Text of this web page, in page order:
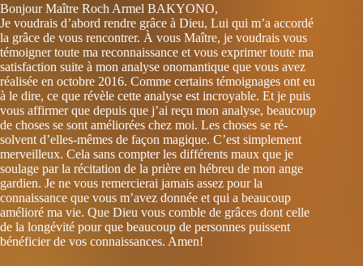
Bonjour Maître Roch Armel BAKYONO,
Je voudrais d’abord rendre grâce à Dieu, Lui qui m’a accordé
la grâce de vous re­ncontrer. À vous Maî­tre, je voudrais vous
témoigner toute ma reconnaissance et vous exprimer toute ma
satisfaction suite à mon analyse onoma­ntique que vous avez
réalisée en octobre 2016. Comme certains témoignages ont eu
à le dire, ce que révèle cette analyse est incroyable. Et je puis
vous affirmer que depuis que j’ai reçu mon analyse, be­aucoup
de choses se sont améliorées chez moi. Les choses se ré­
solvent d’elles-mêmes de façon magique. C’est simplement
mer­veilleux. Cela sans compter les différents maux que je
soula­ge par la récitation de la prière en hébreu de mon ange
gard­ien. Je ne vous rem­ercierai jamais assez pour la
connaissan­ce que vous m’avez donnée et qui a beauc­oup
amélioré ma vie. Que Dieu vous comble de grâces dont cel­le
de la longévité pour que beaucoup de personnes puissent
bénéficier de vos con­naissances. Amen!